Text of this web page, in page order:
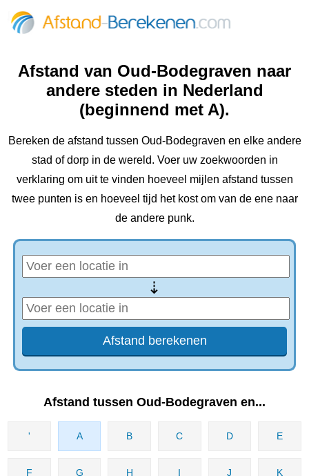
Afstand van Oud-Bodegraven‎ naar
andere steden in Nederland
(beginnend met A).
Bereken de afstand tussen Oud-Bodegraven‎ en elke andere
stad of dorp in de wereld. Voer uw zoekwoorden in
verklaring om uit te vinden hoeveel mijlen afstand tussen
twee punten is en hoeveel tijd het kost om van de ene naar
de andere punk.
⇢
Afstand tussen Oud-Bodegraven‎ en...
' A B C D E
F G H I J K